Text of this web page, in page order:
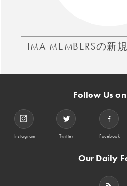
IMA MEMBERSの新
Follow Us on
Instagram Twitter Facebook
Our Daily